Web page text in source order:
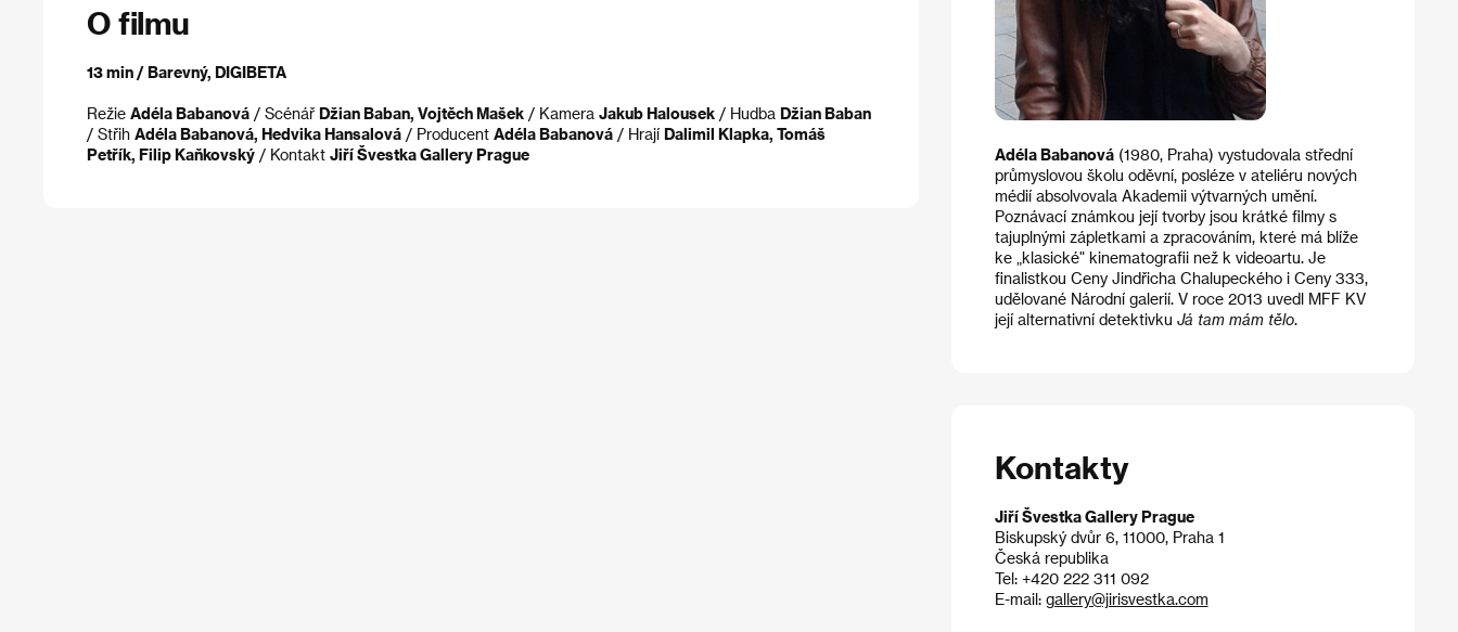
O filmu
13 min / Barevný, DIGIBETA
Režie Adéla Babanová / Scénář Džian Baban, Vojtěch Mašek / Kamera Jakub Halousek / Hudba Džian Baban
/ Střih Adéla Babanová, Hedvika Hansalová / Producent Adéla Babanová / Hrají Dalimil Klapka, Tomáš
Petřík, Filip Kaňkovský / Kontakt Jiří Švestka Gallery Prague Adéla Babanová(1980, Praha) vystudovala střední
průmyslovou školu oděvní, posléze v ateliéru nových
médií absolvovala Akademii výtvarných umění.
Poznávací známkou její tvorby jsou krátké filmy s
tajuplnými zápletkami a zpracováním, které má blíže
ke „klasické" kinematografii než k videoartu. Je
finalistkou Ceny Jindřicha Chalupeckého i Ceny 333,
udělované Národní galerií. V roce 2013 uvedl MFF KV
její alternativní detektivku Já tam mám tělo.
Kontakty
Jiří Švestka Gallery Prague
Biskupský dvůr 6, 11000, Praha 1
Česká republika
Tel: +420 222 311 092
E-mail: gallery@jirisvestka.com